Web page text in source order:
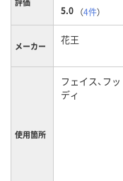
5.0 （4件）
メーカー 花王
使用箇所
フェイス、フッ
ディ